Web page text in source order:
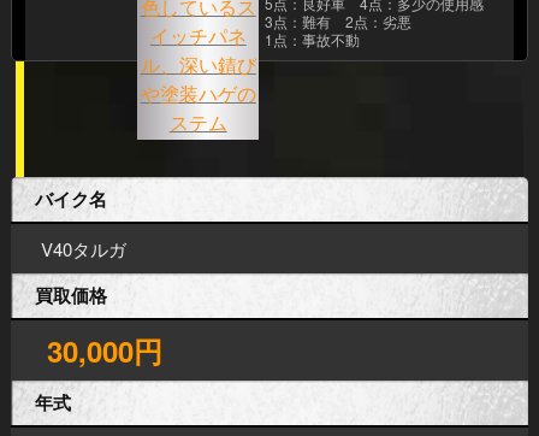
3点：難有 2点：劣悪
1点：事故不動
バイク名
V40タルガ
買取価格
30,000円
年式